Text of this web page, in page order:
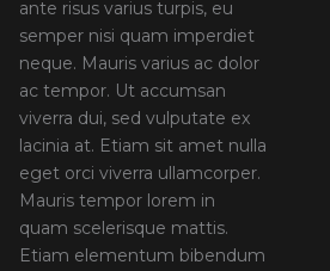
ante risus varius turpis, eu
semper nisi quam imperdiet
neque. Mauris varius ac dolor
ac tempor. Ut accumsan
viverra dui, sed vulputate ex
lacinia at. Etiam sit amet nulla
eget orci viverra ullamcorper.
Mauris tempor lorem in
quam scelerisque mattis.
Etiam elementum bibendum